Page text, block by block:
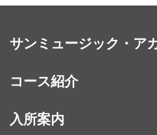
サンミュージック・ア
コース紹介
入所案内